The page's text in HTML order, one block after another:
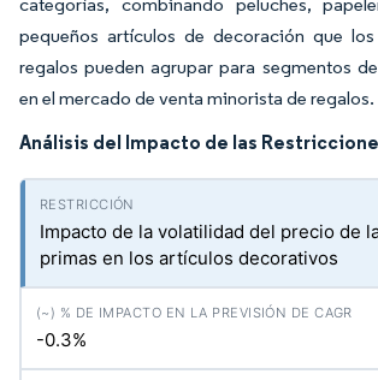
pequeños artículos de decoración que
regalos pueden agrupar para segmentos
en el mercado de venta minorista de regalos.
Análisis del Impacto de las
Impacto de la volatilidad del precio de
primas en los artículos decorativos
-0.3%